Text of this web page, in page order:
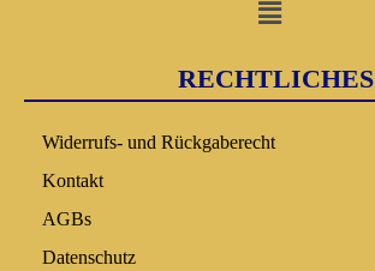
RECHTLICHES
Widerrufs- und Rückgaberecht
Kontakt
AGBs
Datenschutz